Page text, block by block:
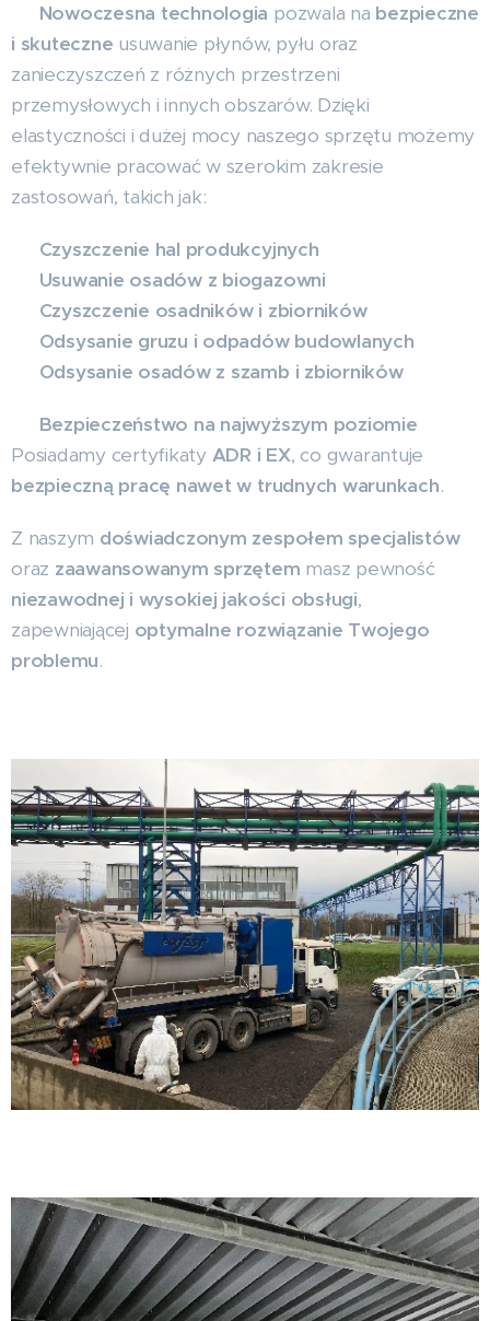
Nowoczesna technologia pozwala na bezpieczne
i skuteczne usuwanie płynów, pyłu oraz
zanieczyszczeń z różnych przestrzeni
przemysłowych i innych obszarów. Dzięki
elastyczności i dużej mocy naszego sprzętu możemy
efektywnie pracować w szerokim zakresie
zastosowań, takich jak:
Czyszczenie hal produkcyjnych
Usuwanie osadów z biogazowni
Czyszczenie osadników i zbiorników
Odsysanie gruzu i odpadów budowlanych
Odsysanie osadów z szamb i zbiorników
Bezpieczeństwo na najwyższym poziomie
Posiadamy certyfikaty ADR i EX, co gwarantuje
bezpieczną pracę nawet w trudnych warunkach.
Z naszym doświadczonym zespołem specjalistów
oraz zaawansowanym sprzętem masz pewność
niezawodnej i wysokiej jakości obsługi,
zapewniającej optymalne rozwiązanie Twojego
problemu.